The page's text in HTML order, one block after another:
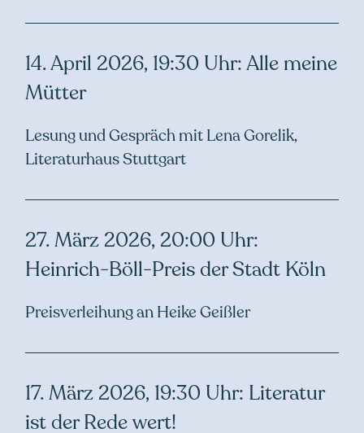
14. April 2026, 19:30 Uhr: Alle meine
Mütter
Lesung und Gespräch mit Lena Gorelik,
Literaturhaus Stuttgart
27. März 2026, 20:00 Uhr:
Heinrich-Böll-Preis der Stadt Köln
Preisverleihung an Heike Geißler
17. März 2026, 19:30 Uhr: Literatur
ist der Rede wert!